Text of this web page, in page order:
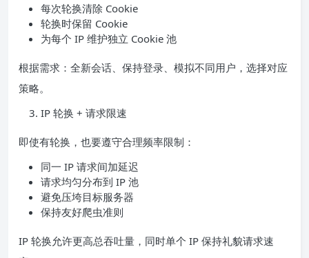
每次轮换清除 Cookie
轮换时保留 Cookie
为每个 IP 维护独立 Cookie 池
根据需求：全新会话、保持登录、模拟不同用户，选择对应
策略。
IP 轮换 + 请求限速
即使有轮换，也要遵守合理频率限制：
同一 IP 请求间加延迟
请求均匀分布到 IP 池
避免压垮目标服务器
保持友好爬虫准则
IP 轮换允许更高总吞吐量，同时单个 IP 保持礼貌请求速